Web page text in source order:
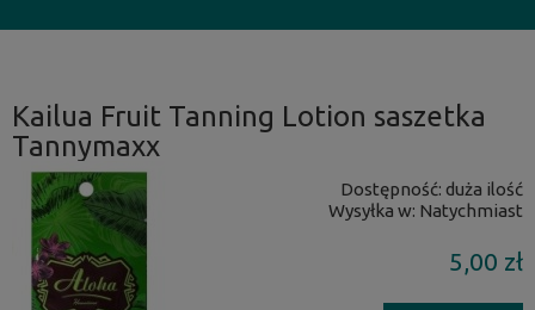
Kailua Fruit Tanning Lotion saszetka
Tannymaxx
Dostępność: duża ilość
Wysyłka w: Natychmiast
5,00 zł